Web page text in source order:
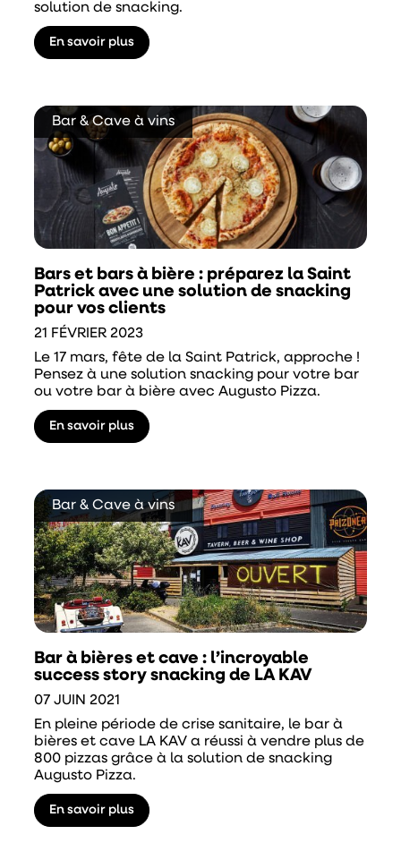
solution de snacking.
En savoir plus
Bar & Cave à vins
Bars et bars à bière : préparez la Saint
Patrick avec une solution de snacking
pour vos clients
21 FÉVRIER 2023
Le 17 mars, fête de la Saint Patrick, approche !
Pensez à une solution snacking pour votre bar
ou votre bar à bière avec Augusto Pizza.
En savoir plus
Bar & Cave à vins
Bar à bières et cave : l’incroyable
success story snacking de LA KAV
07 JUIN 2021
En pleine période de crise sanitaire, le bar à
bières et cave LA KAV a réussi à vendre plus de
800 pizzas grâce à la solution de snacking
Augusto Pizza.
En savoir plus